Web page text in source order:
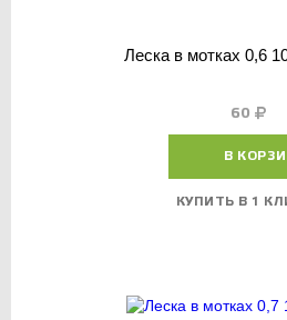
Леска в мотках 0,6
60
В
КУПИТЬ В 1